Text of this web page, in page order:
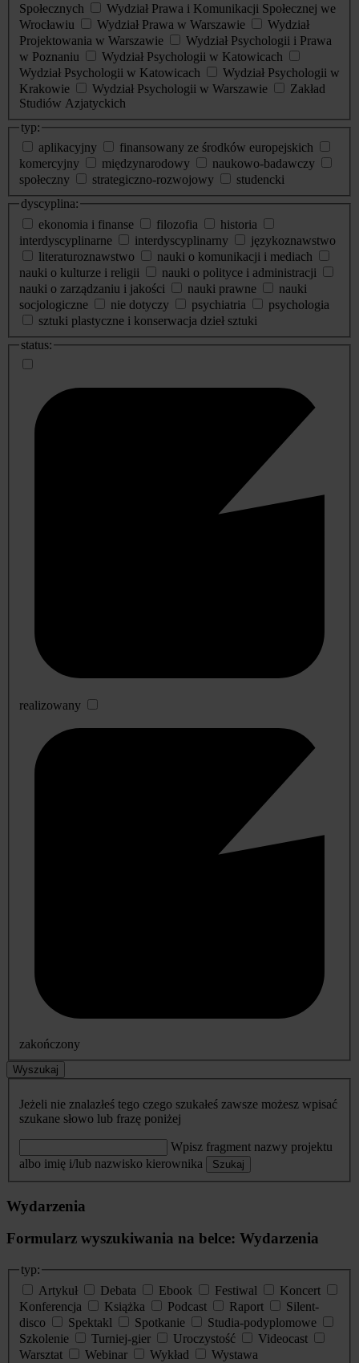
Społecznych
Wydział Prawa i Komunikacji Społecznej we
Wrocławiu
Wydział Prawa w Warszawie
Wydział
Projektowania w Warszawie
Wydział Psychologii i Prawa
w Poznaniu
Wydział Psychologii w Katowicach
Wydział Psychologii w Katowicach
Wydział Psychologii w
Krakowie
Wydział Psychologii w Warszawie
Zakład
Studiów Azjatyckich
typ:
aplikacyjny
finansowany ze środków europejskich
komercyjny
międzynarodowy
naukowo-badawczy
społeczny
strategiczno-rozwojowy
studencki
dyscyplina:
ekonomia i finanse
filozofia
historia
interdyscyplinarne
interdyscyplinarny
językoznawstwo
literaturoznawstwo
nauki o komunikacji i mediach
nauki o kulturze i religii
nauki o polityce i administracji
nauki o zarządzaniu i jakości
nauki prawne
nauki
socjologiczne
nie dotyczy psychiatria
psychologia
sztuki plastyczne i konserwacja dzieł sztuki
status:
realizowany
zakończony
Wyszukaj
Jeżeli nie znalazłeś tego czego szukałeś zawsze możesz wpisać
szukane słowo lub frazę poniżej
Wpisz fragment nazwy projektu
albo imię i/lub nazwisko kierownika
Szukaj
Wydarzenia
Formularz wyszukiwania na belce: Wydarzenia
typ:
Artykuł
Debata Ebook Festiwal
Koncert
Konferencja
Książka Podcast Raport
Silent-
disco
Spektakl Spotkanie
Studia-podyplomowe
Szkolenie
Turniej-gier Uroczystość
Videocast
Warsztat
Webinar Wykład
Wystawa